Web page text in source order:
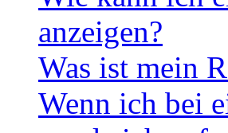
anzeigen?
Was ist mein
Wenn ich bei